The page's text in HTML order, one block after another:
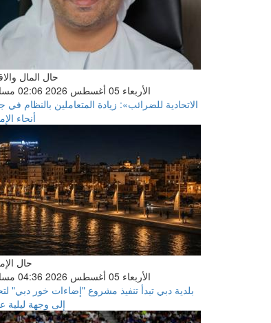
حال المال
الأربعاء 05 أغسطس 2026 02:06 مساءً
أنحاء
حال
الأربعاء 05 أغسطس 2026 04:36 مساءً
بلدية دبي تبدأ تنفيذ مشروع "إضاءات خور دبي"
إلى وجهة ليلية